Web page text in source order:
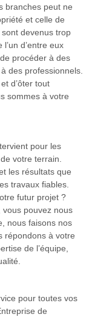
branches peut ne
et celle de
devenus trop
d’entre eux
procéder à des
des professionnels.
d’ôter tout
sommes à votre
pour les
votre terrain.
les résultats que
travaux fiables.
futur projet ?
vous pouvez nous
nous faisons nos
répondons à votre
de l’équipe,
pour toutes vos
de